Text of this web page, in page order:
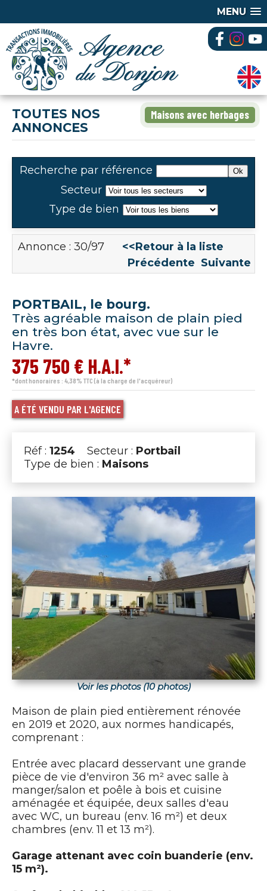
MENU
Maisons avec herbages
TOUTES NOS
ANNONCES
Recherche par référence
Secteur
Type de bien
Annonce : 30/97 <<Retour à la liste
Précédente Suivante
PORTBAIL, le bourg.
Très agréable maison de plain pied
en très bon état, avec vue sur le
Havre.
375 750 € H.A.I.*
*dont honoraires : 4,38% TTC (à la charge de l'acquéreur)
A ÉTÉ VENDU PAR L'AGENCE
Réf : 1254 Secteur : Portbail
Type de bien : Maisons
Voir les photos (10 photos)
Maison de plain pied entièrement rénovée
en 2019 et 2020, aux normes handicapés,
comprenant :
Entrée avec placard desservant une grande
pièce de vie d'environ 36 m² avec salle à
manger/salon et poêle à bois et cuisine
aménagée et équipée, deux salles d'eau
avec WC, un bureau (env. 16 m²) et deux
chambres (env. 11 et 13 m²).
Garage attenant avec coin buanderie (env.
15 m²).